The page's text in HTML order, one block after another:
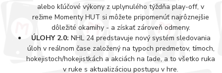
alebo kľúčové výkony z uplynulého týždňa play-off, v
režime Momenty HUT si môžete pripomenúť najrôznejšie
dôležité okamihy - a získať zároveň odmeny.
ÚLOHY 2.0: NHL 24 predstavuje nový systém sledovania
úloh v reálnom čase založený na typoch predmetov, tímoch,
hokejistoch/hokejistkách a akciách na ľade, a to všetko ruka
v ruke s aktualizáciou postupu v hre.